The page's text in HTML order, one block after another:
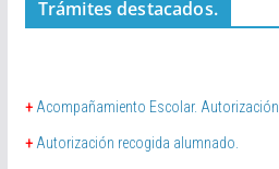
Trámites destacados.
+ Acompañamiento Escolar. Autorización.
+ Autorización recogida alumnado.